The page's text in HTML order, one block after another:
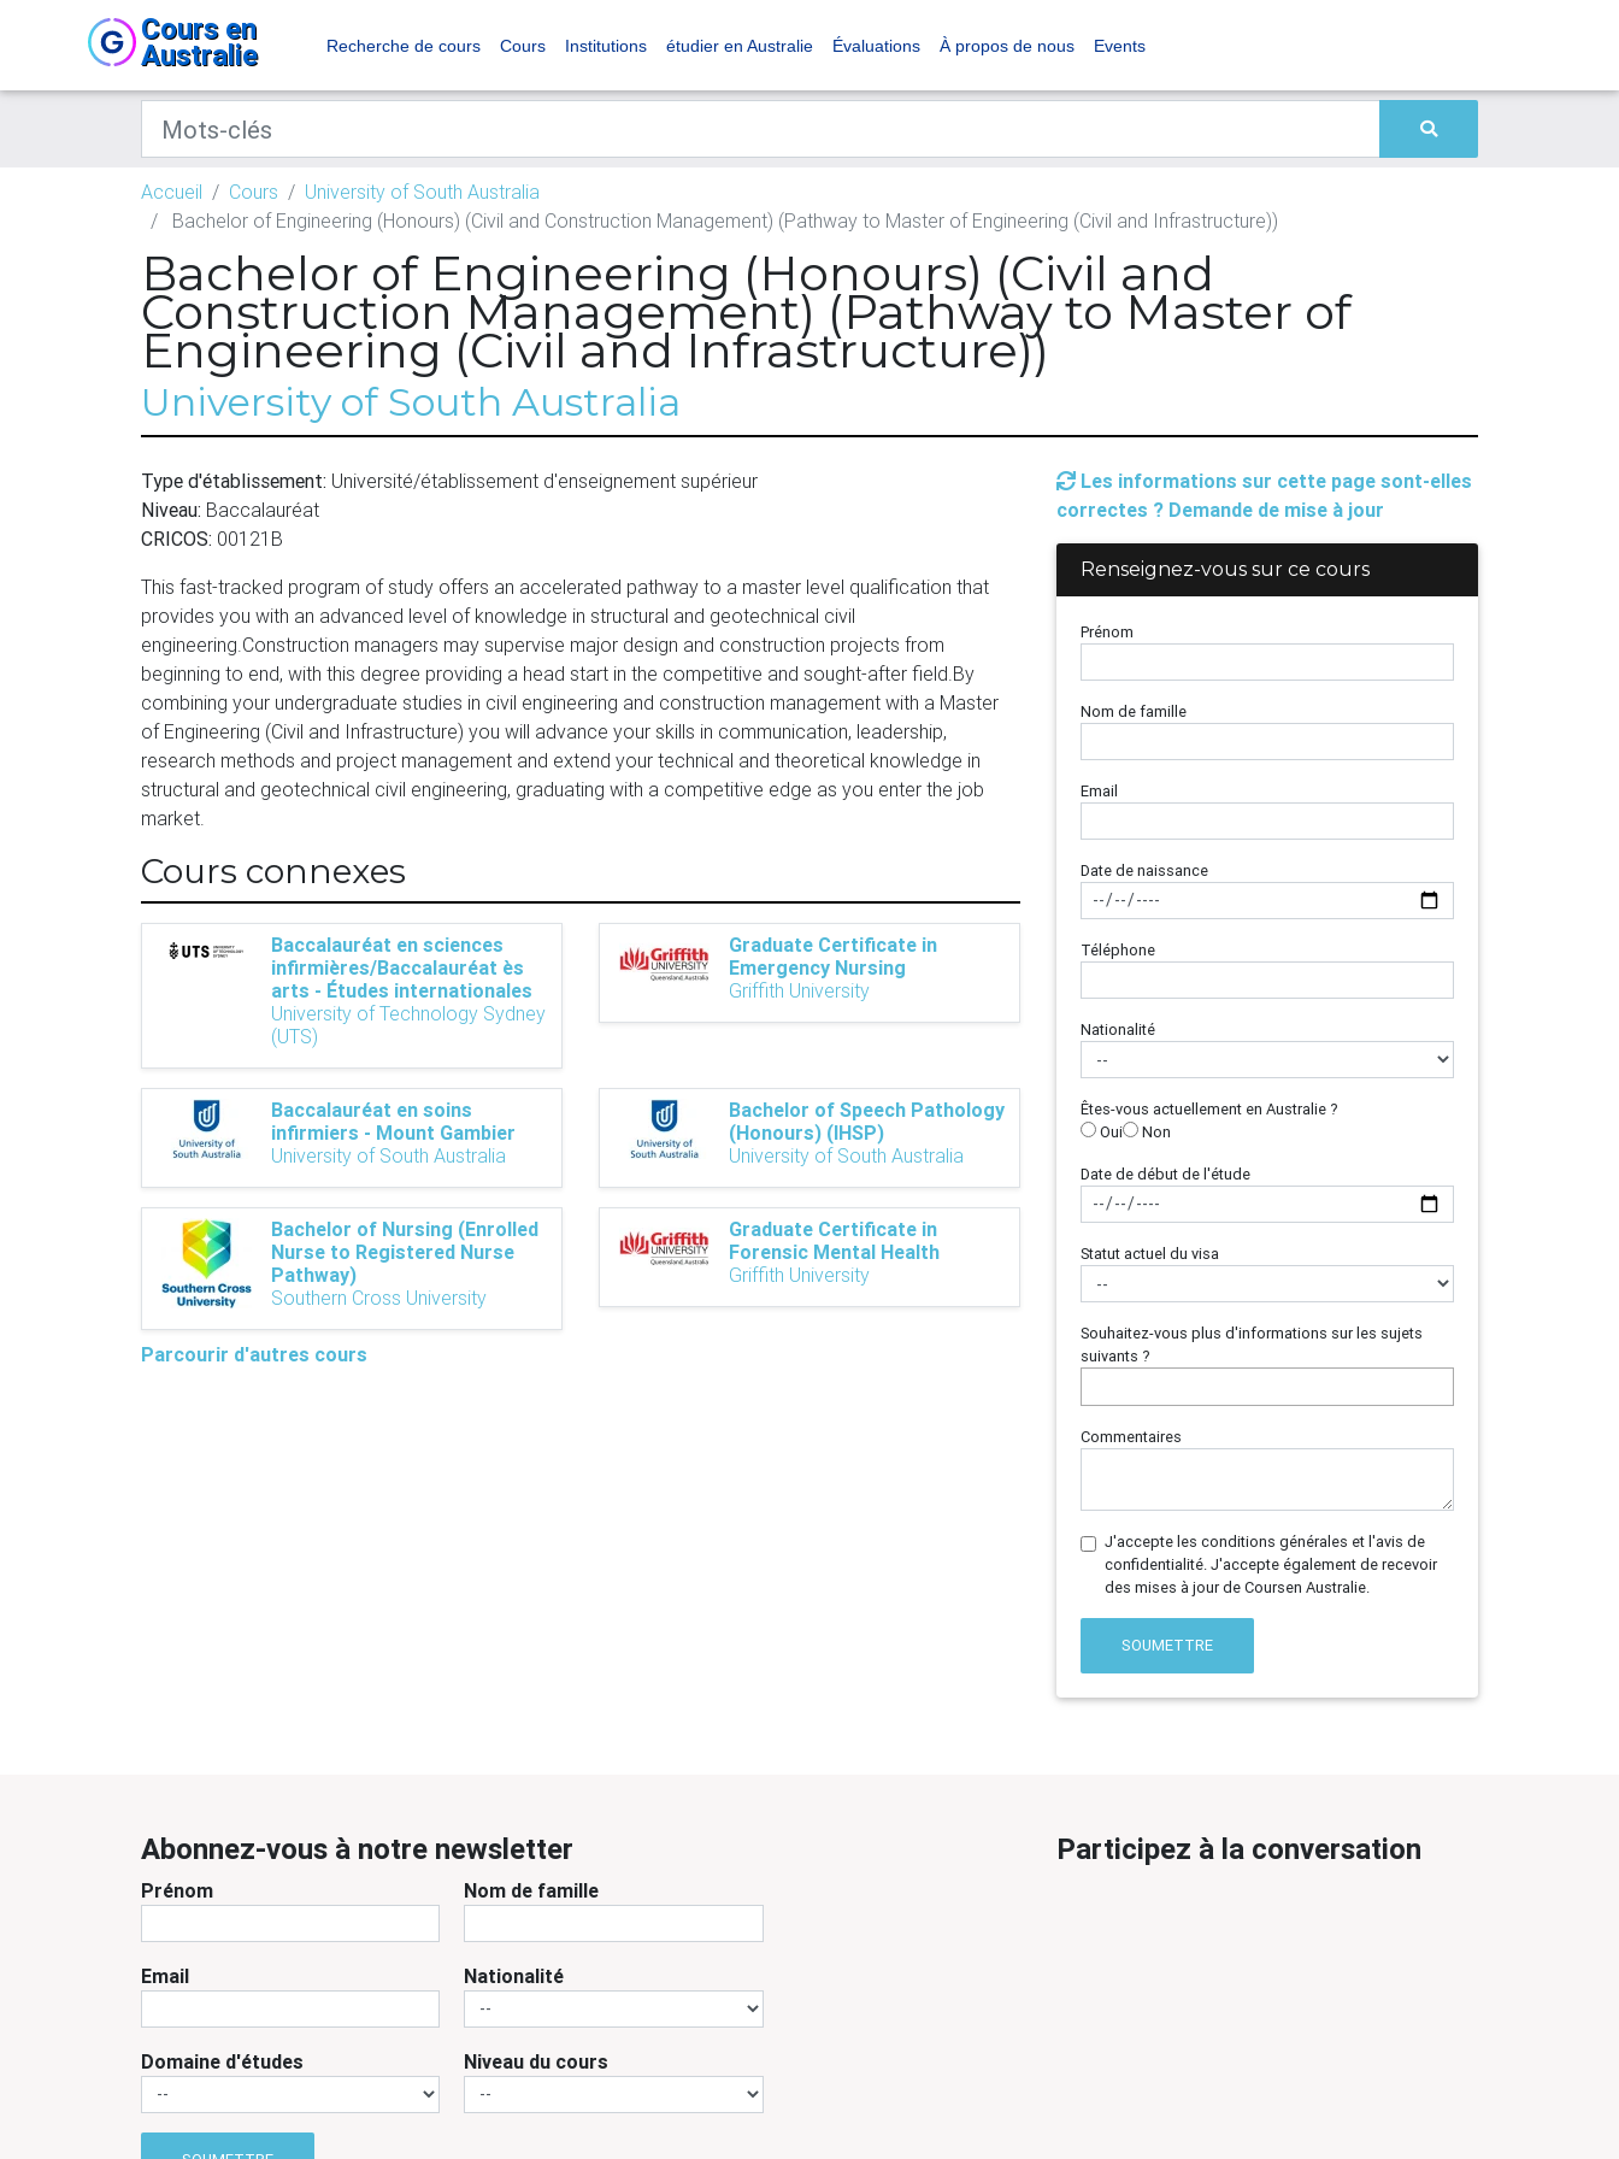
Cours en
Australie Recherche de cours Cours Institutions étudier en Australie Évaluations À propos de nous Events
Accueil Cours
University of South Australia
Bachelor of Engineering (Honours) (Civil and Construction Management) (Pathway to Master of Engineering (Civil and Infrastructure))
Bachelor of Engineering (Honours) (Civil and
Construction Management) (Pathway to Master of
Engineering (Civil and Infrastructure))
University of South Australia
Type d'établissement: Université/établissement d'enseignement supérieur
Niveau: Baccalauréat
CRICOS: 00121B
This fast-tracked program of study offers an accelerated pathway to a master level qualification that
provides you with an advanced level of knowledge in structural and geotechnical civil
engineering.Construction managers may supervise major design and construction projects from
beginning to end, with this degree providing a head start in the competitive and sought-after field.By
combining your undergraduate studies in civil engineering and construction management with a Master
of Engineering (Civil and Infrastructure) you will advance your skills in communication, leadership,
research methods and project management and extend your technical and theoretical knowledge in
structural and geotechnical civil engineering, graduating with a competitive edge as you enter the job
market.
Cours connexes
Baccalauréat en sciences
infirmières/Baccalauréat ès
arts - Études internationales
University of Technology Sydney
(UTS)
Graduate Certificate in
Emergency Nursing
Griffith University
Baccalauréat en soins
infirmiers - Mount Gambier
University of South Australia
Bachelor of Speech Pathology
(Honours) (IHSP)
University of South Australia
Bachelor of Nursing (Enrolled
Nurse to Registered Nurse
Pathway)
Southern Cross University
Graduate Certificate in
Forensic Mental Health
Griffith University
Parcourir d'autres cours
Les informations sur cette page sont-elles
correctes ? Demande de mise à jour
Renseignez-vous sur ce cours
Prénom
Nom de famille
Email
Date de naissance
Téléphone
Nationalité
Êtes-vous actuellement en Australie ?
Oui
Non
Date de début de l'étude
Statut actuel du visa
Souhaitez-vous plus d'informations sur les sujets
suivants ?
Commentaires
J'accepte les conditions générales et l'avis de
confidentialité. J'accepte également de recevoir
des mises à jour de Coursen Australie.
SOUMETTRE
Abonnez-vous à notre newsletter
Prénom Nom de famille
Email Nationalité
Domaine d'études Niveau du cours
Participez à la conversation